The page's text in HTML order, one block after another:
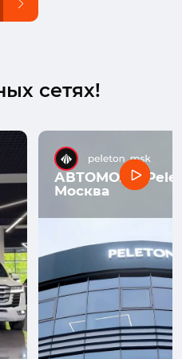
сетях!
АВТОМОЛЛ
Москва